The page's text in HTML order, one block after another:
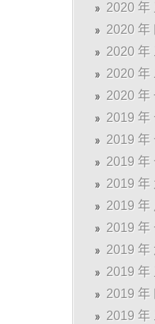
2020 年
2020 年
2020 年
2020 年
2020 年
2019 年
2019 年
2019 年
2019 年
2019 年
2019 年
2019 年
2019 年
2019 年
2019 年